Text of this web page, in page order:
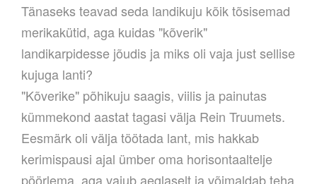
Tänaseks teavad seda landikuju kõik tõsisemad
merikakütid, aga kuidas "kõverik"
landikarpidesse jõudis ja miks oli vaja just sellise
kujuga lanti?
"Kõverike" põhikuju saagis, viilis ja painutas
kümmekond aastat tagasi välja Rein Truumets.
Eesmärk oli välja töötada lant, mis hakkab
kerimispausi ajal ümber oma horisontaaltelje
pöörlema, aga vajub aeglaselt ja võimaldab teha